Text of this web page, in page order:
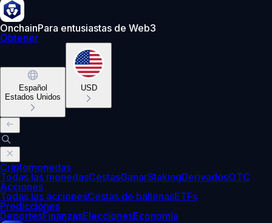
OnchainPara entusiastas de Web3
Obtener
Español
Estados Unidos
USD
Criptomonedas
Todas las monedasCestasGanarStakingDerivadosOTC
Acciones
Todas las accionesCestas de ballenasETFs
Predicciones
DeportesFinanzasEleccionesEconomía